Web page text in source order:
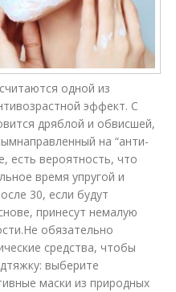
одной из
эффект. С
дряблой и обвисшей,
на “анти-
есть вероятность, что
время упругой и
30, если будут
принесут немалую
обязательно
средства, чтобы
выберите
маски из природных